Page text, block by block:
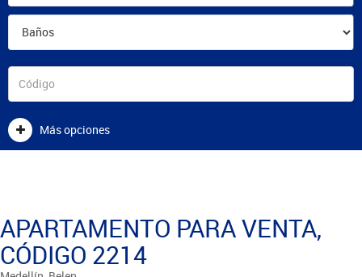
Más opciones
APARTAMENTO PARA VENTA,
CÓDIGO 2214